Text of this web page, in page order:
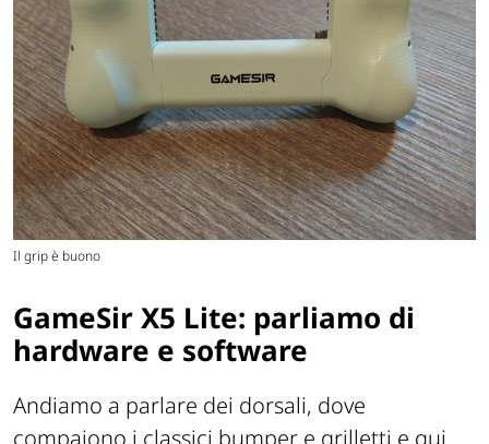
Il grip è buono
GameSir X5 Lite: parliamo di
hardware e software
Andiamo a parlare dei dorsali, dove